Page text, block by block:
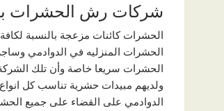
شركات رش الحشرات
الحشرات كائنات مزعجة بالنسبة
الحشرات المنزليه في الدوادمي
الحشرات سريعا خاصة وأن تلك
ولديهم مبيدات حشرية تناسب كل
الدوادمي على القضاء على جميع